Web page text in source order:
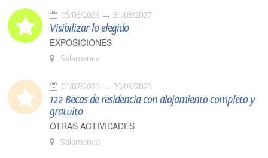
05/06/2026 31/03/2027
Visibilizar lo elegido
EXPOSICIONES
Salamanca
01/07/2026 30/09/2026
122 Becas de residencia con alojamiento completo y
gratuito
OTRAS ACTIVIDADES
Salamanca